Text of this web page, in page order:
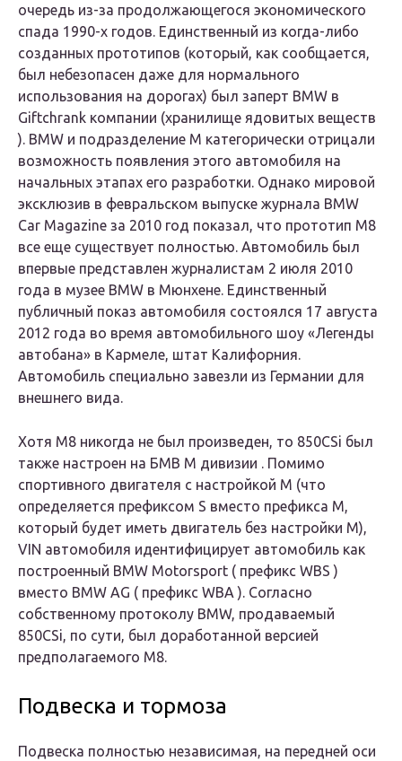
очередь из-за продолжающегося экономического
спада 1990-х годов. Единственный из когда-либо
созданных прототипов (который, как сообщается,
был небезопасен даже для нормального
использования на дорогах) был заперт BMW в
Giftchrank компании (хранилище ядовитых веществ
). BMW и подразделение M категорически отрицали
возможность появления этого автомобиля на
начальных этапах его разработки. Однако мировой
эксклюзив в февральском выпуске журнала BMW
Car Magazine за 2010 год показал, что прототип M8
все еще существует полностью. Автомобиль был
впервые представлен журналистам 2 июля 2010
года в музее BMW в Мюнхене. Единственный
публичный показ автомобиля состоялся 17 августа
2012 года во время автомобильного шоу «Легенды
автобана» в Кармеле, штат Калифорния.
Автомобиль специально завезли из Германии для
внешнего вида.
Хотя M8 никогда не был произведен, то 850CSi был
также настроен на БМВ M дивизии . Помимо
спортивного двигателя с настройкой M (что
определяется префиксом S вместо префикса M,
который будет иметь двигатель без настройки M),
VIN автомобиля идентифицирует автомобиль как
построенный BMW Motorsport ( префикс WBS )
вместо BMW AG ( префикс WBA ). Согласно
собственному протоколу BMW, продаваемый
850CSi, по сути, был доработанной версией
предполагаемого M8.
Подвеска и тормоза
Подвеска полностью независимая, на передней оси